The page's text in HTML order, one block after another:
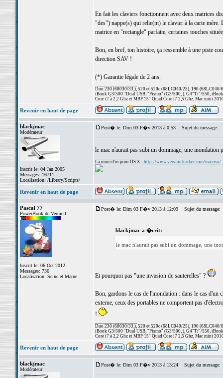
En fait les claviers fonctionnent avec deux matrices
"des") nappe(s) qui relie(nt) le clavier à la carte mère.
matrice en "rectangle" parfaite, certaines touches
Bon, en bref, ton histoire, ça ressemble à une piste
direction SAV !
(*) Garantie légale de 2 ans.
Duo 230 (68030/33,), 520 et 520c (68LC040/25), 190 (68LC040/
iBook G3/500 "Dual USB, "Pismo" (G3/500, ), G4"Ti"/550,
Core i7 à 2,2 Ghz et MBP 15" Quad Core i7 2,5 Ghz, Mac mini
Revenir en haut de page
blackjmac
Modérateur
Inscrit le: 04 Jan 2005
Messages: 16711
Localisation: /Library/Scripts/
Post� le: Dim 03 F�v 2013 à 0:53 Sujet du message:
le mac n'aurait pas subi un dommage, une inondation
La mine d'or pour OS X - http://www.versiontracker.com/macosx/
Revenir en haut de page
Pascal 77
PowerBook de Vermeil
Inscrit le: 06 Oct 2012
Messages: 736
Localisation: Seine et Marne
Post� le: Dim 03 F�v 2013 à 12:09 Sujet du message:
blackjmac a �crit:
le mac n'aurait pas subi un dommage, une
Et pourquoi pas "une invasion de sauterelles" ?
Bon, gardons le cas de l'inondation : dans le cas d'un
externe, ceux des portables ne comportent pas
!
Duo 230 (68030/33,), 520 et 520c (68LC040/25), 190 (68LC040/
iBook G3/500 "Dual USB, "Pismo" (G3/500, ), G4"Ti"/550,
Core i7 à 2,2 Ghz et MBP 15" Quad Core i7 2,5 Ghz, Mac mini
Revenir en haut de page
blackjmac
Modérateur
Post� le: Dim 03 F�v 2013 à 13:24 Sujet du message: